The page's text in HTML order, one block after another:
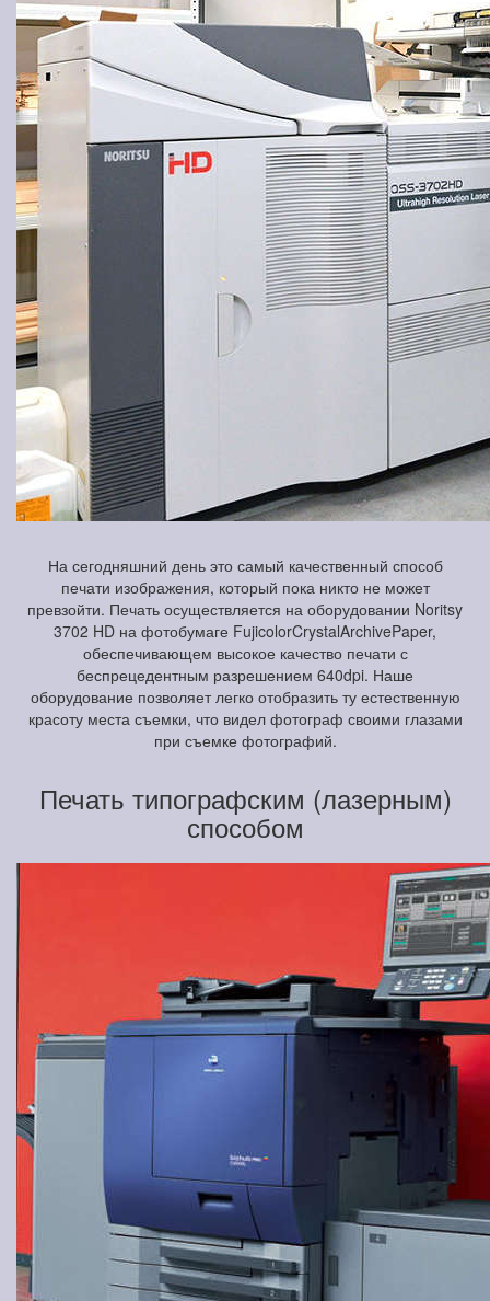
На сегодняшний день это самый качественный способ
печати изображения, который пока никто не может
превзойти. Печать осуществляется на оборудовании Noritsy
3702 HD на фотобумаге FujicolorCrystalArchivePaper,
обеспечивающем высокое качество печати с
беспрецедентным разрешением 640dpi. Наше
оборудование позволяет легко отобразить ту естественную
красоту места съемки, что видел фотограф своими глазами
при съемке фотографий.
Печать типографским (лазерным)
способом